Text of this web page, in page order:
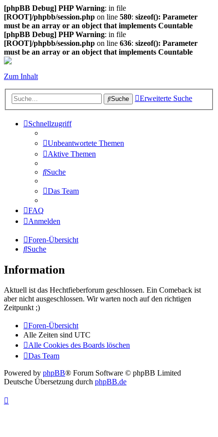
[phpBB Debug] PHP Warning: in file
[ROOT]/phpbb/session.php on line 580: sizeof(): Parameter
must be an array or an object that implements Countable
[phpBB Debug] PHP Warning: in file
[ROOT]/phpbb/session.php on line 636: sizeof(): Parameter
must be an array or an object that implements Countable
Zum Inhalt
Suche Erweiterte Suche
Schnellzugriff
Unbeantwortete Themen
Aktive Themen
Suche
Das Team
FAQ
Anmelden
Foren-Übersicht
Suche
Information
Aktuell ist das Hechtfieberforum geschlossen. Ein Comeback ist
aber nicht ausgeschlossen. Wir warten noch auf den richtigen
Zeitpunkt ;)
Foren-Übersicht
Alle Zeiten sind UTC
Alle Cookies des Boards löschen
Das Team
Powered by phpBB® Forum Software © phpBB Limited
Deutsche Übersetzung durch phpBB.de